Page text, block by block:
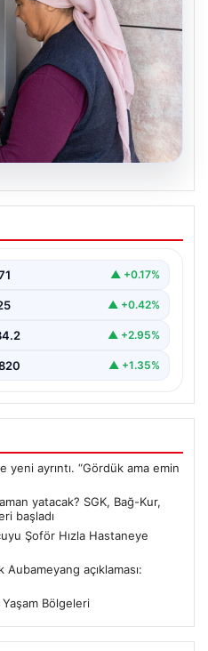
ne zaman
Emekli Sandığı
▲ +0.17%
▲ +0.42%
▲ +2.95%
▲ +1.35%
ayrıntı. “Gördük ama emin
yatacak? SGK, Bağ-Kur,
başladı
Şoför Hızla Hastaneye
açıklaması:
Bölgeleri